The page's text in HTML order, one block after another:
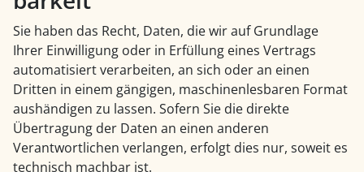
Sie haben das Recht, Daten, die wir auf Grundlage
Ihrer Einwilligung oder in Erfüllung eines Vertrags
automatisiert verarbeiten, an sich oder an einen
Dritten in einem gängigen, maschinenlesbaren Format
aushändigen zu lassen. Sofern Sie die direkte
Übertragung der Daten an einen anderen
Verantwortlichen verlangen, erfolgt dies nur, soweit es
technisch machbar ist.